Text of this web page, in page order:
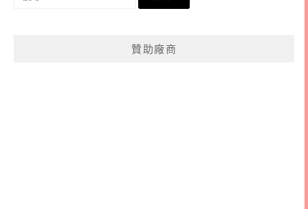
贊助廠商